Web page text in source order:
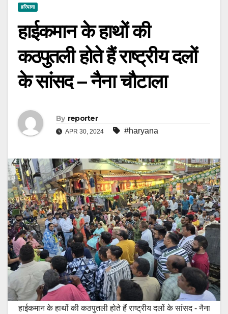
हरियाणा
हाईकमान के हाथों की
कठपुतली होते हैं राष्ट्रीय दलों
के सांसद – नैना चौटाला
By reporter
APR 30, 2024 #haryana
हाईकमान के हाथों की कठपुतली होते हैं राष्ट्रीय दलों के सांसद - नैना